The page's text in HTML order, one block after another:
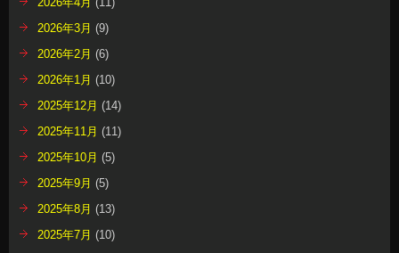
2026年3月 (9)
2026年2月 (6)
2026年1月 (10)
2025年12月 (14)
2025年11月 (11)
2025年10月 (5)
2025年9月 (5)
2025年8月 (13)
2025年7月 (10)